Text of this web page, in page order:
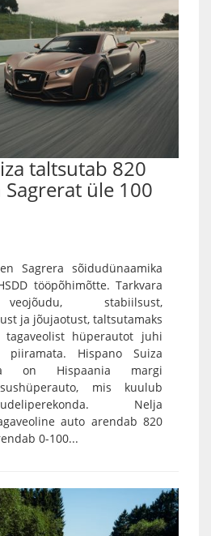
taltsutab 820
Sagrerat üle 100
Sagrera sõidudünaamika
tööpõhimõtte. Tarkvara
stabiilsust,
ja jõujaotust, taltsutamaks
hüperautot juhi
piiramata. Hispano Suiza
on Hispaania margi
mis kuulub
Nelja
auto arendab 820
0-100...